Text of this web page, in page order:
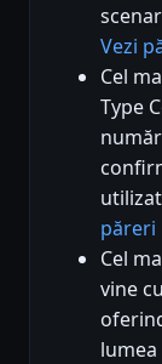
Vezi
Cel
Type
păreri
Cel
vine